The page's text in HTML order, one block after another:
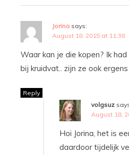
Jorina says:
August 18, 2015 at 11:38
Waar kan je die kopen? Ik
bij kruidvat.. zijn ze ook
Reply
volgsuz
August 18,
Hoi Jorina, het is
daardoor tijdelijk